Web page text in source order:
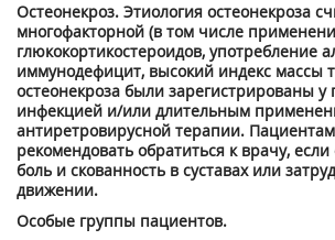
Остеонекроз. Этиология остеонекроза
многофакторной (в том числе
глюкокортикостероидов, употребление
иммунодефицит, высокий индекс массы
остеонекроза были зарегистрированы
инфекцией и/или длительным
антиретровирусной терапии. Пациентам
рекомендовать обратиться к врачу,
боль и скованность в суставах или
движении.
Особые группы пациентов.